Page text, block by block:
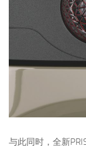
与此同时，全新